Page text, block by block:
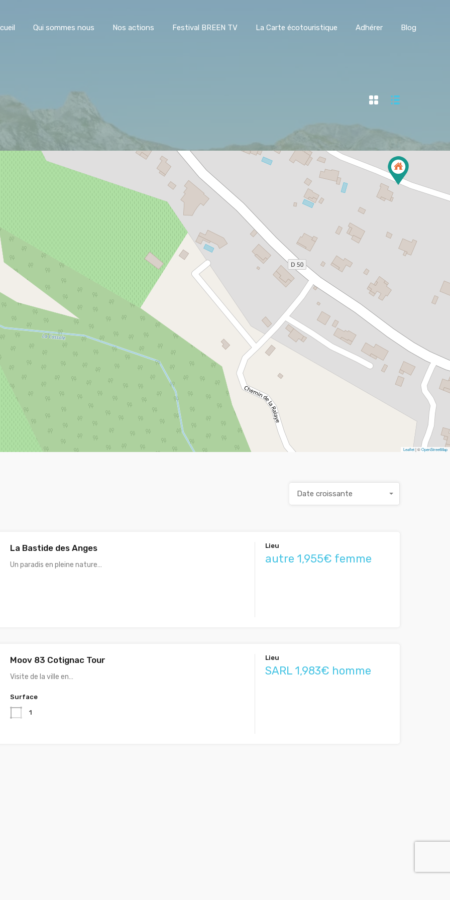
Qui sommes nous Nos actions Festival BREEN TV La Carte écotouristique Adhérer Blog
Leaflet| ©OpenStreetMap
Date croissante
La Bastide des Anges
Un paradis en pleine nature…
Lieu
autre 1,955€ femme
Moov 83 Cotignac Tour
Visite de la ville en…
Surface
1
Lieu
SARL 1,983€ homme